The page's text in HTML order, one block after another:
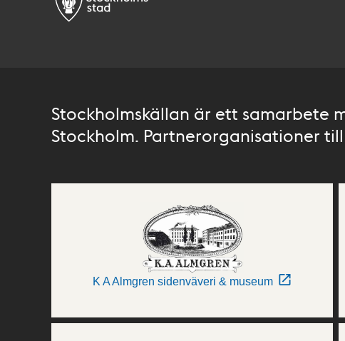
Stockholmskällan är ett samarbete
Stockholm. Partnerorganisationer
K A Almgren sidenväveri & museum